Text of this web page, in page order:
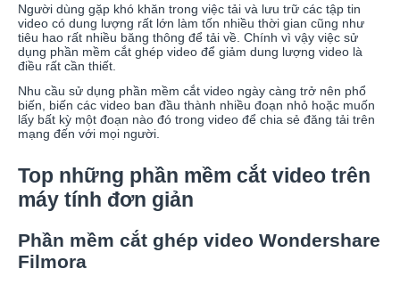
Người dùng gặp khó khăn trong việc tải và lưu trữ các tập tin
video có dung lượng rất lớn làm tốn nhiều thời gian cũng như
tiêu hao rất nhiều băng thông để tải về. Chính vì vậy việc sử
dụng phần mềm cắt ghép video để giảm dung lượng video là
điều rất cần thiết.
Nhu cầu sử dụng phần mềm cắt video ngày càng trở nên phổ
biến, biến các video ban đầu thành nhiều đoạn nhỏ hoặc muốn
lấy bất kỳ một đoạn nào đó trong video để chia sẻ đăng tải trên
mạng đến với mọi người.
Top những phần mềm cắt video trên
máy tính đơn giản
Phần mềm cắt ghép video Wondershare
Filmora